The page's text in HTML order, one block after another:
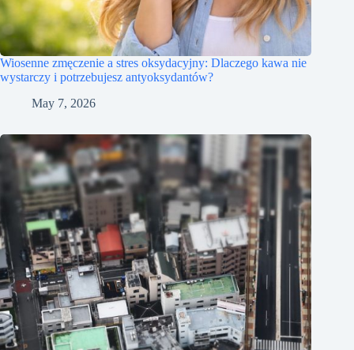
Wiosenne zmęczenie a stres oksydacyjny: Dlaczego kawa nie
wystarczy i potrzebujesz antyoksydantów?
May 7, 2026